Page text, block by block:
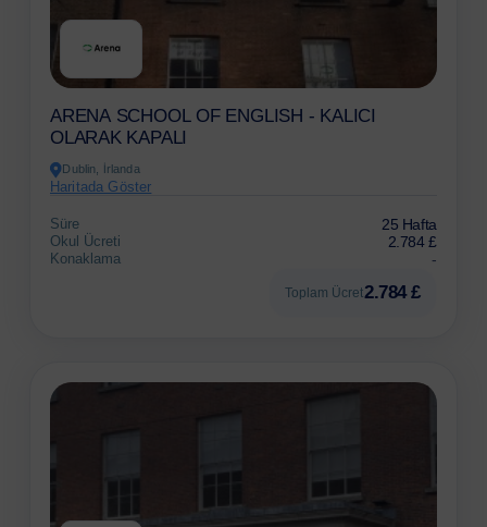
ARENA SCHOOL OF ENGLISH - KALICI
OLARAK KAPALI
Dublin, İrlanda
Haritada Göster
Süre 25 Hafta
Okul Ücreti 2.784 £
Konaklama -
Toplam Ücret2.784 £